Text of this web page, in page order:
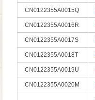
CN0122355A0015Q
CN0122355A0016R
CN0122355A0017S
CN0122355A0018T
CN0122355A0019U
CN0122355A0020M